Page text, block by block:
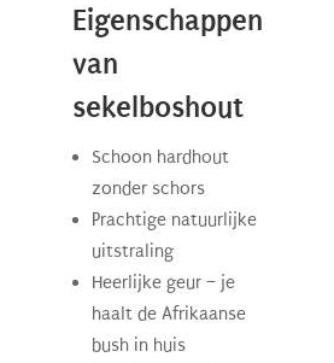
Eigenschappen
van
sekelboshout
Schoon hardhout
zonder schors
Prachtige natuurlijke
uitstraling
Heerlijke geur – je
haalt de Afrikaanse
bush in huis